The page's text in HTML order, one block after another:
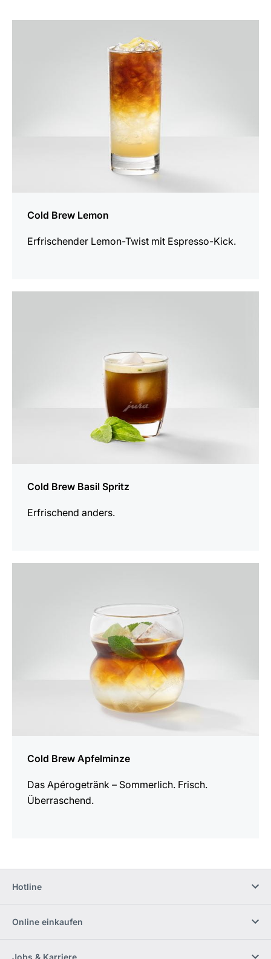
Cold Brew Lemon
Erfrischender Lemon-Twist mit Espresso-Kick.
Cold Brew Basil Spritz
Erfrischend anders.
Cold Brew Apfelminze
Das Apérogetränk – Sommerlich. Frisch.
Überraschend.
Hotline
Online einkaufen
Jobs & Karriere